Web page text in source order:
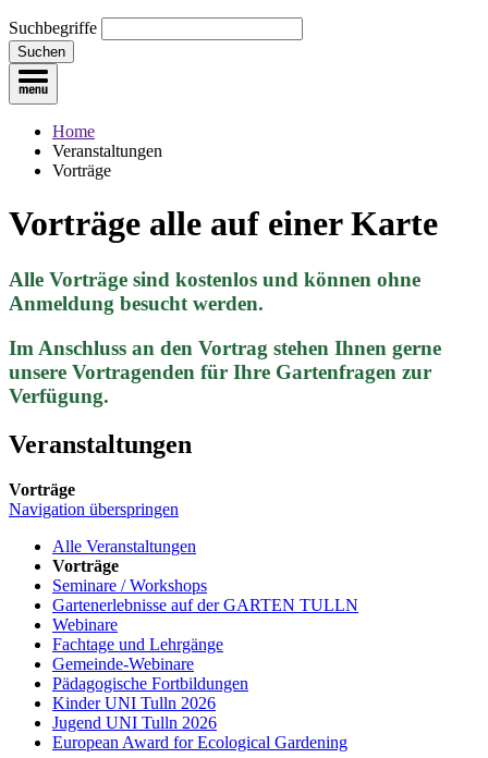
Suchbegriffe
Suchen
Home
Veranstaltungen
Vorträge
Vorträge alle auf einer Karte
Alle Vorträge sind kostenlos und können ohne
Anmeldung besucht werden.
Im Anschluss an den Vortrag stehen Ihnen gerne
unsere Vortragenden für Ihre Gartenfragen zur
Verfügung.
Veranstaltungen
Vorträge
Navigation überspringen
Alle Veranstaltungen
Vorträge
Seminare / Workshops
Gartenerlebnisse auf der GARTEN TULLN
Webinare
Fachtage und Lehrgänge
Gemeinde-Webinare
Pädagogische Fortbildungen
Kinder UNI Tulln 2026
Jugend UNI Tulln 2026
European Award for Ecological Gardening